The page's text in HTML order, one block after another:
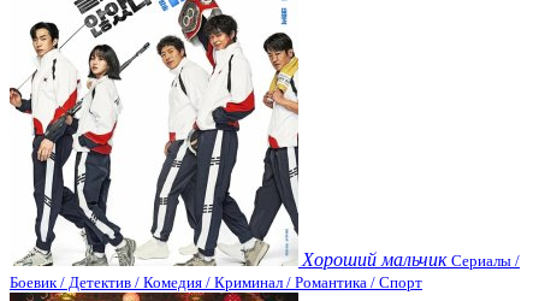
Хороший мальчик Сериалы /
Боевик / Детектив / Комедия / Криминал / Романтика / Спорт